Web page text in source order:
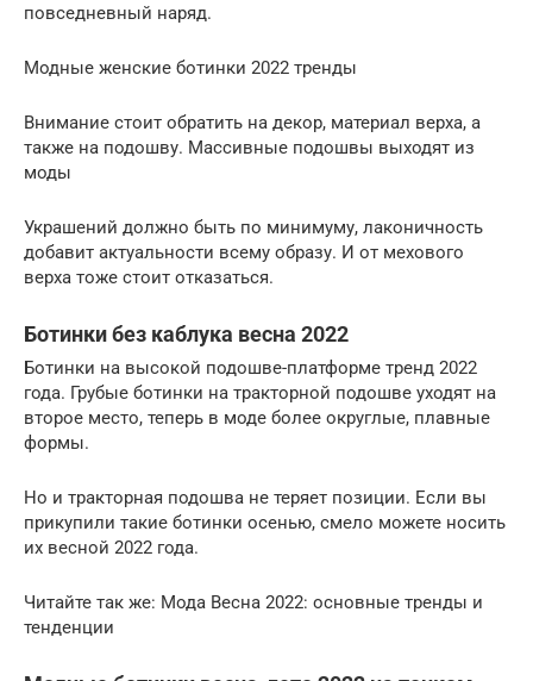
повседневный наряд.
Модные женские ботинки 2022 тренды
Внимание стоит обратить на декор, материал верха, а
также на подошву. Массивные подошвы выходят из
моды
Украшений должно быть по минимуму, лаконичность
добавит актуальности всему образу. И от мехового
верха тоже стоит отказаться.
Ботинки без каблука весна 2022
Ботинки на высокой подошве-платформе тренд 2022
года. Грубые ботинки на тракторной подошве уходят на
второе место, теперь в моде более округлые, плавные
формы.
Но и тракторная подошва не теряет позиции. Если вы
прикупили такие ботинки осенью, смело можете носить
их весной 2022 года.
Читайте так же: Мода Весна 2022: основные тренды и
тенденции